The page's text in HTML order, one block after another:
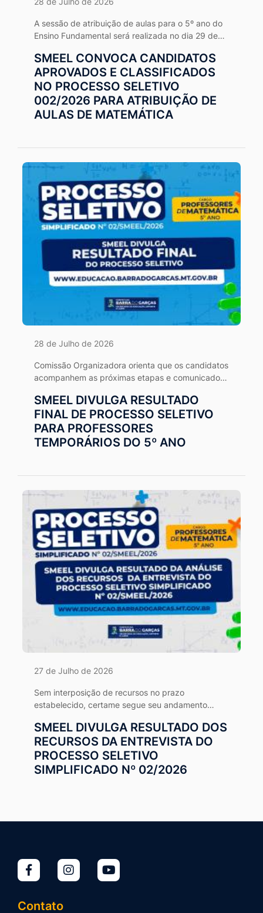
A sessão de atribuição de aulas para o 5º ano do
Ensino Fundamental será realizada no dia 29 de
SMEEL CONVOCA CANDIDATOS
APROVADOS E CLASSIFICADOS
NO PROCESSO SELETIVO
002/2026 PARA ATRIBUIÇÃO DE
AULAS DE MATEMÁTICA
28 de Julho de 2026
Comissão Organizadora orienta que os candidatos
acompanhem as próximas etapas e comunicados
SMEEL DIVULGA RESULTADO
FINAL DE PROCESSO SELETIVO
PARA PROFESSORES
TEMPORÁRIOS DO 5º ANO
27 de Julho de 2026
Sem interposição de recursos no prazo
estabelecido, certame segue seu andamento
Organizadora.
SMEEL DIVULGA RESULTADO DOS
RECURSOS DA ENTREVISTA DO
PROCESSO SELETIVO
SIMPLIFICADO Nº 02/2026
Contato